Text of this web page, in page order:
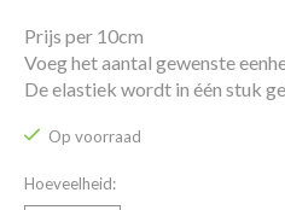
Prijs per 10cm
Voeg het aantal gewenste
De elastiek wordt in één stuk
Op voorraad
Hoeveelheid: